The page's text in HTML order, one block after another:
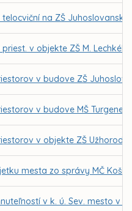
telocviční na ZŠ
priest. v objekte ZŠ M.
v budove ZŠ
v budove MŠ
v objekte ZŠ
mesta zo správy MČ
v k. ú. Sev. mesto v